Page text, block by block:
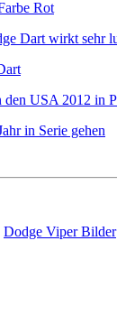
Dodge Viper Bilder